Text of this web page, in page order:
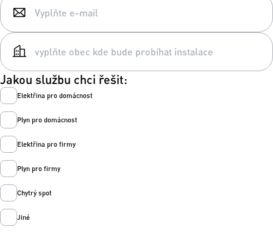
Jakou službu chci řešit:
Elektřina pro domácnost
Plyn pro domácnost
Elektřina pro firmy
Plyn pro firmy
Chytrý spot
Jiné